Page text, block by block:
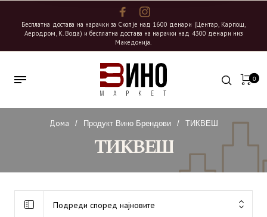
Бесплатна достава на нарачки за Скопје над 1600 денари (Центар, Карпош,
Аеродром, К. Вода) и бесплатна достава на нарачки над 4300 денари низ
Македонија.
0
Дома / Продукт Вино Брендови / ТИКВЕШ
ТИКВЕШ
Подреди според најновите